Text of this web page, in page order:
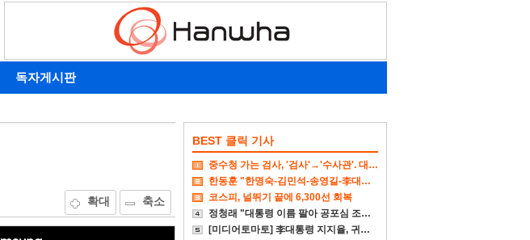
독자게시판
확대 축소
BEST 클릭 기사
중수청 가는 검사, '검사'→'수사관'. 대다수 기피
한동훈 "한명숙-김민석-송영길-李대통령 뭐가 억울하냐"
코스피, 널뛰기 끝에 6,300선 회복
정청래 "대통령 이름 팔아 공포심 조성 대단히 비겁"
[미디어토마토] 李대통령 지지율, 귀국후 4%p↓